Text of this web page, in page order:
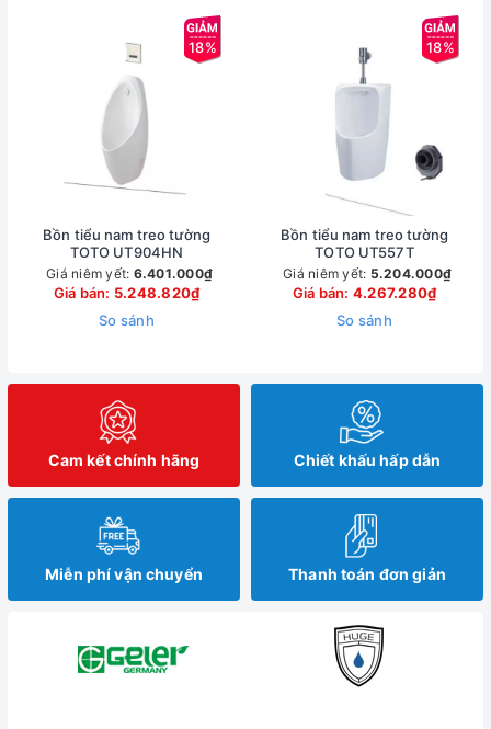
18%
Bồn tiểu nam treo tường
TOTO UT904HN
Giá niêm yết: 6.401.000₫
Giá bán: 5.248.820₫
So sánh
18%
Bồn tiểu nam treo tường
TOTO UT557T
Giá niêm yết: 5.204.000₫
Giá bán: 4.267.280₫
So sánh
Cam kết chính hãng Chiết khấu hấp dẫn
Miễn phí vận chuyển Thanh toán đơn giản